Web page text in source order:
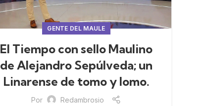
GENTE DEL MAULE
El Tiempo con sello Maulino
de Alejandro Sepúlveda; un
Linarense de tomo y lomo.
Por Redambrosio